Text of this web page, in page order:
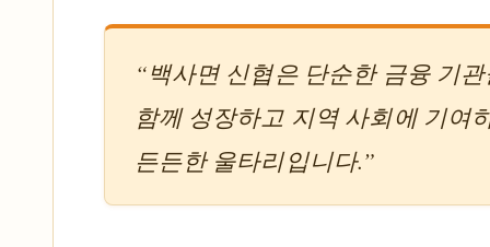
“백사면 신협은 단순한 금융 기
함께 성장하고 지역 사회에 기여
든든한 울타리입니다.”